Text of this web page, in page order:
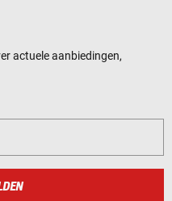
actuele aanbiedingen,